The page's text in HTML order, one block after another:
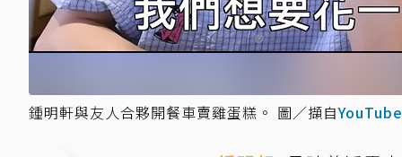
鍾明軒與友人合夥開餐車賣雞蛋糕。 圖／擷自YouTube